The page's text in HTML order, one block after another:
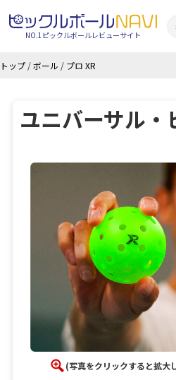
NO.1ピックルボールレビューサイト
トップ /ボール / プロ XR
ユニバーサル
(写真をクリックすると拡大